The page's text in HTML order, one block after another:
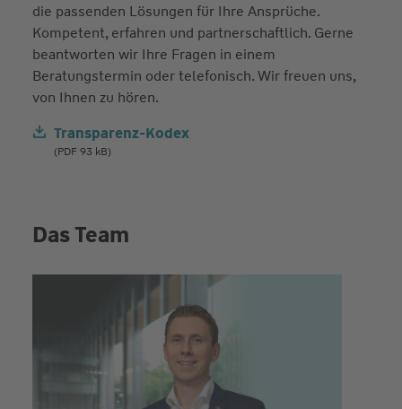
die passenden Lösungen für Ihre Ansprüche.
Kompetent, erfahren und partnerschaftlich. Gerne
beantworten wir Ihre Fragen in einem
Beratungstermin oder telefonisch. Wir freuen uns,
von Ihnen zu hören.
Transparenz-Kodex
(PDF 93 kB)
Das Team